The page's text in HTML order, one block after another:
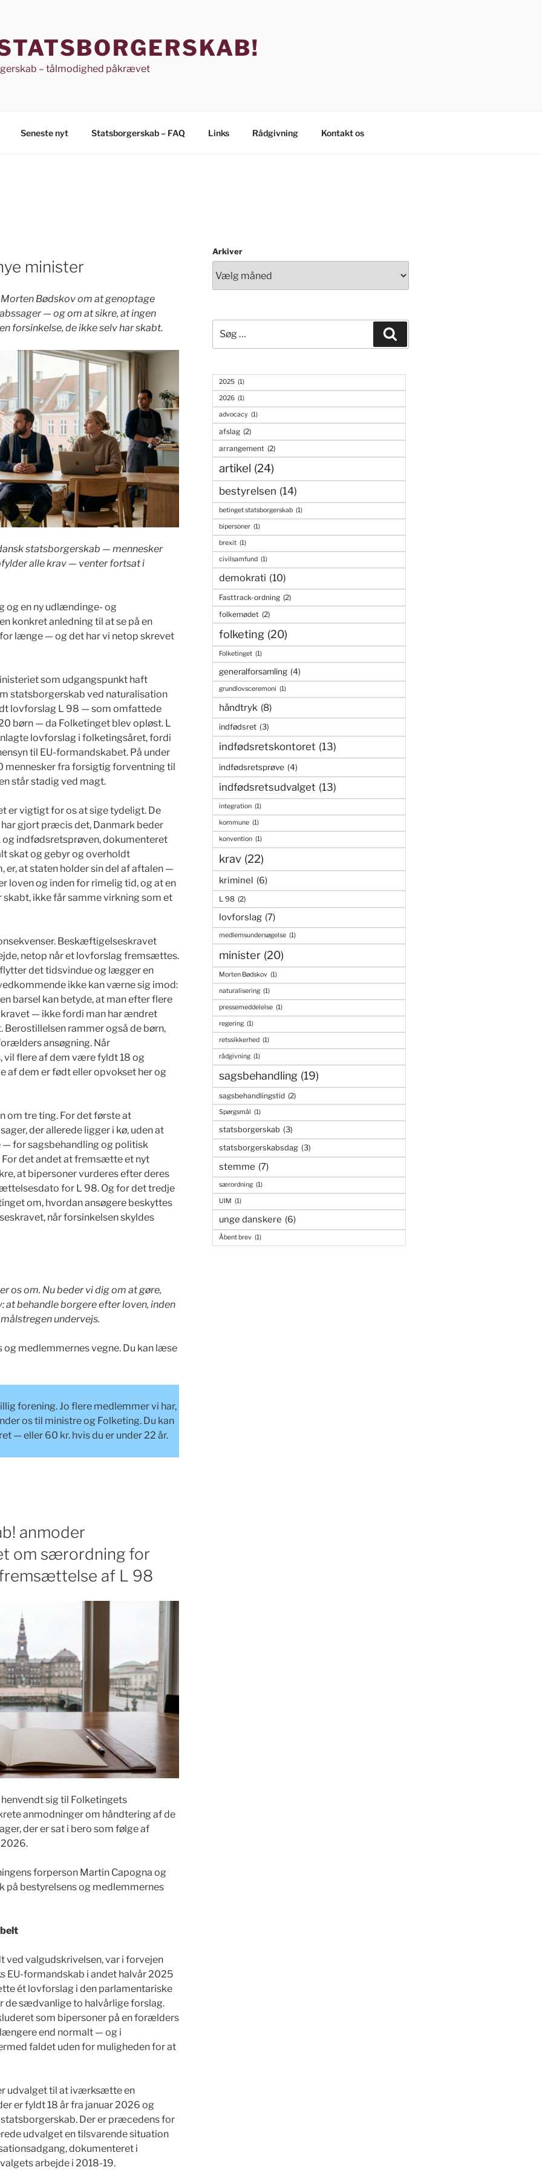
– tålmodighed påkrævet
Seneste nyt Statsborgerskab – FAQ Links Rådgivning Kontakt os
minister
Bødskov om at genoptage
— og om at sikre, at ingen
forsinkelse, de ikke selv har skabt.
statsborgerskab — mennesker
alle krav — venter fortsat i
og en ny udlændinge- og
konkret anledning til at se på en
længe — og det har vi netop skrevet
som udgangspunkt haft
statsborgerskab ved naturalisation
lovforslag L 98 — som omfattede
børn — da Folketinget blev opløst. L
lovforslag i folketingsåret, fordi
til EU-formandskabet. På under
mennesker fra forsigtig forventning til
står stadig ved magt.
er vigtigt for os at sige tydeligt. De
gjort præcis det, Danmark beder
og indfødsretsprøven, dokumenteret
skat og gebyr og overholdt
er, at staten holder sin del af aftalen —
loven og inden for rimelig tid, og at en
ikke får samme virkning som et
Beskæftigelseskravet
netop når et lovforslag fremsættes.
det tidsvindue og lægger en
ikke kan værne sig imod:
barsel kan betyde, at man efter flere
— ikke fordi man har ændret
rammer også de børn,
ansøgning. Når
vil flere af dem være fyldt 18 og
af dem er født eller opvokset her og
om tre ting. For det første at
der allerede ligger i kø, uden at
for sagsbehandling og politisk
det andet at fremsætte et nyt
at bipersoner vurderes efter deres
for L 98. Og for det tredje
om, hvordan ansøgere beskyttes
når forsinkelsen skyldes
os om. Nu beder vi dig om at gøre,
at behandle borgere efter loven, inden
undervejs.
og medlemmernes vegne. Du kan læse
forening. Jo flere medlemmer vi har,
os til ministre og Folketing. Du kan
— eller 60 kr. hvis du er under 22 år.
anmoder
om særordning for
af L 98
sig til Folketingets
anmodninger om håndtering af de
der er sat i bero som følge af
forperson Martin Capogna og
på bestyrelsens og medlemmernes
valgudskrivelsen, var i forvejen
EU-formandskab i andet halvår 2025
ét lovforslag i den parlamentariske
sædvanlige to halvårlige forslag.
som bipersoner på en forælders
end normalt — og i
faldet uden for muligheden for at
udvalget til at iværksætte en
er fyldt 18 år fra januar 2026 og
Der er præcedens for
udvalget en tilsvarende situation
dokumenteret i
arbejde i 2018-19.
Arkiver
efter:
2025 (1)
2026 (1)
advocacy (1)
afslag (2)
arrangement (2)
artikel (24)
bestyrelsen (14)
betinget statsborgerskab (1)
bipersoner (1)
brexit (1)
civilsamfund (1)
demokrati (10)
Fasttrack-ordning (2)
folkemødet (2)
folketing (20)
Folketinget (1)
generalforsamling (4)
grundlovsceremoni (1)
håndtryk (8)
indfødsret (3)
indfødsretskontoret (13)
indfødsretsprøve (4)
indfødsretsudvalget (13)
integration (1)
kommune (1)
konvention (1)
krav (22)
kriminel (6)
L 98 (2)
lovforslag (7)
medlemsundersøgelse (1)
minister (20)
Morten Bødskov (1)
naturalisering (1)
pressemeddelelse (1)
regering (1)
retssikkerhed (1)
rådgivning (1)
sagsbehandling (19)
sagsbehandlingstid (2)
Spørgsmål (1)
statsborgerskab (3)
statsborgerskabsdag (3)
stemme (7)
særordning (1)
UIM (1)
unge danskere (6)
Åbent brev (1)